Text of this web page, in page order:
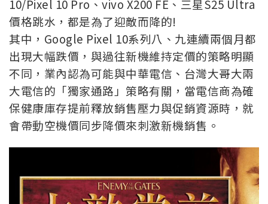
10/Pixel 10 Pro 、vivo X200 FE、三星S25 Ultra
價格跳水，都是為了迎敵而降的!
其中，Google Pixel 10系列八、九連續兩個月都
出現大幅跌價，與過往新機維持定價的策略明顯
不同，業內認為可能與中華電信、台灣大哥大兩
大電信的「獨家通路」策略有關，當電信商為確
保健康庫存提前釋放銷售壓力與促銷資源時，就
會帶動空機價同步降價來刺激新機銷售。